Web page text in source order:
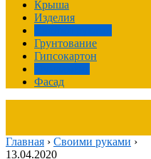
Крыша
Изделия
Грунтование
Гипсокартон
Фасад
Главная › Своими руками ›
13.04.2020